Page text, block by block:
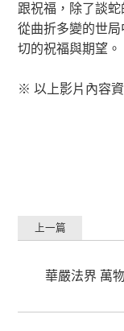
跟祝福，除了談
從曲折多變的世
切的祝福與期望。
※ 以上影片內容
華嚴法界 萬
上一篇